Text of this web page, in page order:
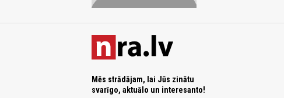
Mēs strādājam, lai Jūs zinātu
svarīgo, aktuālo un interesanto!